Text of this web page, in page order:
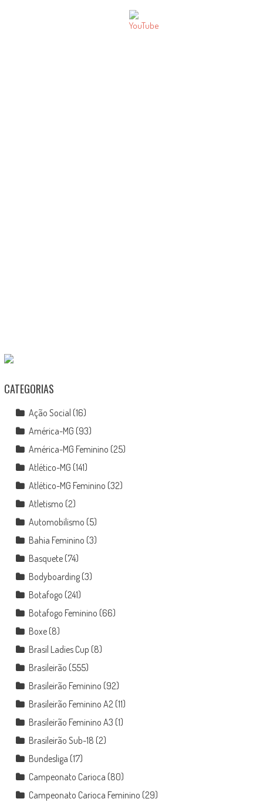
CATEGORIAS
Ação Social (16)
América-MG (93)
América-MG Feminino (25)
Atlético-MG (141)
Atlético-MG Feminino (32)
Atletismo (2)
Automobilismo (5)
Bahia Feminino (3)
Basquete(74)
Bodyboarding(3)
Botafogo (241)
Botafogo Feminino (66)
Boxe(8)
Brasil Ladies Cup (8)
Brasileirão (555)
Brasileirão Feminino (92)
Brasileirão Feminino A2 (11)
Brasileirão Feminino A3 (1)
Brasileirão Sub-18 (2)
Bundesliga (17)
Campeonato Carioca (80)
Campeonato Carioca Feminino (29)